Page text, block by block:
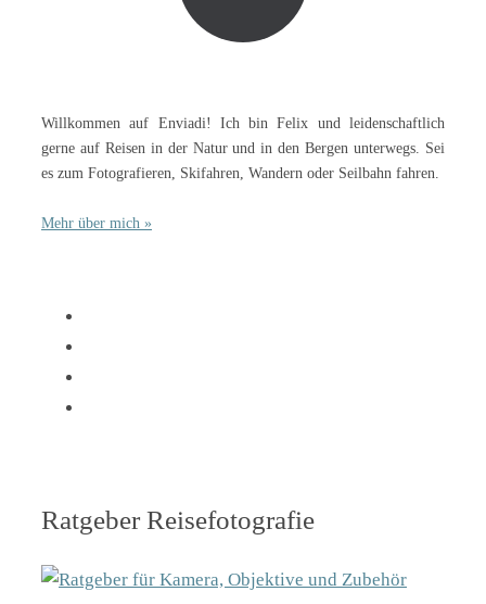
Willkommen auf Enviadi! Ich bin Felix und leidenschaftlich
gerne auf Reisen in der Natur und in den Bergen unterwegs. Sei
es zum Fotografieren, Skifahren, Wandern oder Seilbahn fahren.
Mehr über mich »
Ratgeber Reisefotografie